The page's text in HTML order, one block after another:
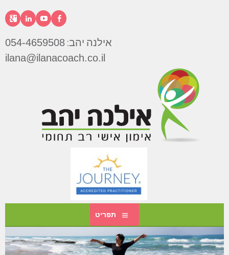
אילנה
יהב
אילנה יהב:054-4659508
ilana@ilanacoach.co.il
תפריט